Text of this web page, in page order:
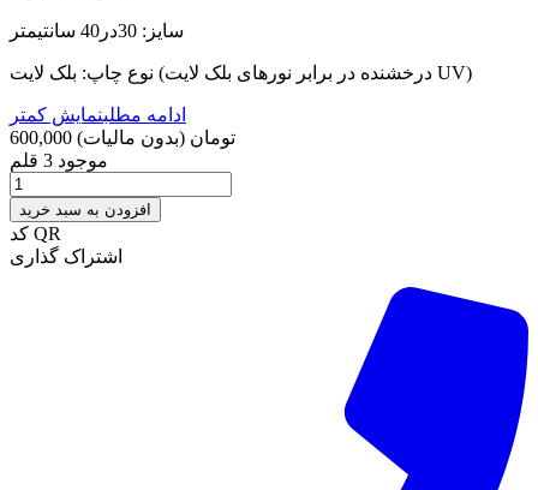
سایز: 30در40 سانتیمتر
نوع چاپ: بلک لایت (درخشنده در برابر نورهای بلک لایت UV)
ادامه مطلبنمایش کمتر
600,000 تومان (بدون مالیات)
موجود 3 قلم
افزودن به سبد خرید
کد QR
اشتراک گذاری